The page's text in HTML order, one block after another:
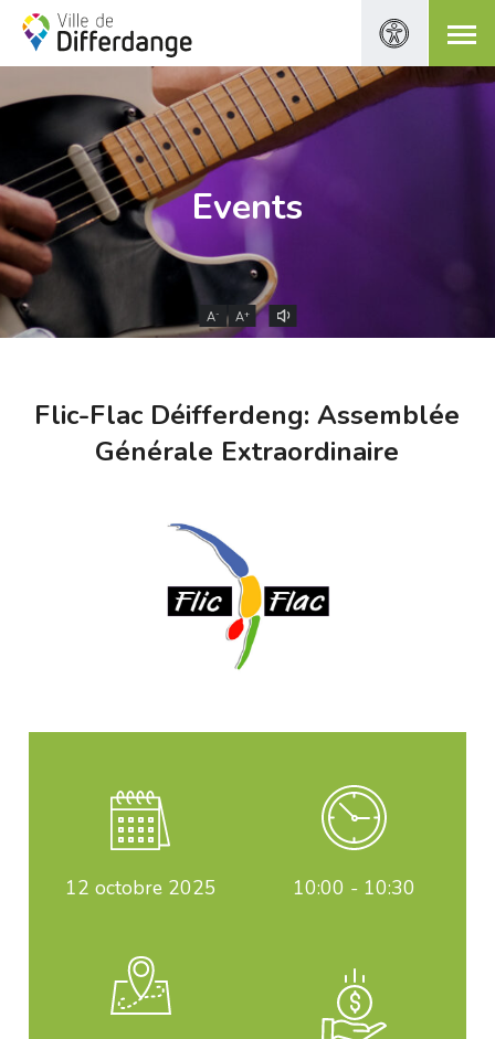
Events
A- A+
Flic-Flac Déifferdeng: Assemblée
Générale Extraordinaire
12 octobre 2025 10:00 - 10:30